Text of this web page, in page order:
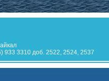
933 3310 доб. 2522, 2524, 2537